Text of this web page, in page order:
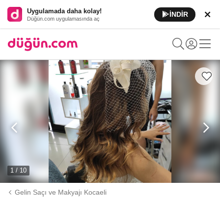
Uygulamada daha kolay!
Düğün.com uygulamasında aç
İNDİR
1 / 10
Gelin Saçı ve Makyajı Kocaeli